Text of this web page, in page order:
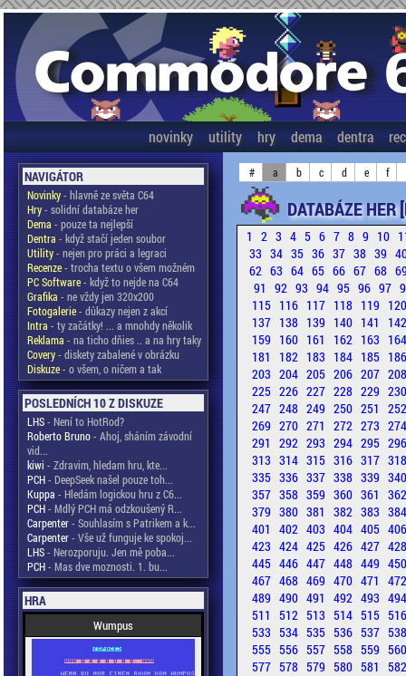
novinky utility hry dema dentra
NAVIGÁTOR
Novinky- hlavně ze světa C64
Hry- solidní databáze her
Dema - pouze ta nejlepší
Dentra - když stačí jeden soubor
Utility- nejen pro práci a legraci
Recenze- trocha textu o všem možném
PC Software- když to nejde na C64
Grafika - ne vždy jen 320x200
Fotogalerie- důkazy nejen z akcí
Intra - ty začátky! ... a mnohdy několik
Reklama - na ticho dňies .. a na hry taky
Covery- diskety zabalené v obrázku
Diskuze- o všem, o ničem a tak
POSLEDNÍCH 10 Z DISKUZE
LHS- Není to HotRod?
Roberto Bruno- Ahoj, sháním závodní
vid...
kiwi - Zdravim, hledam hru, kte...
PCH- DeepSeek našel pouze toh...
Kuppa - Hledám logickou hru z C6...
PCH- Mdlý PCH má odzkoušený R...
Carpenter- Souhlasím s Patrikem a k...
Carpenter- Vše už funguje ke spokoj...
LHS- Nerozporuju. Jen mě poba...
PCH- Mas dve moznosti. 1. bu...
HRA
Wumpus
# a b c d e f
DATABÁZE
1 2 3 4 5 6 7 8 9 10
33 34 35 36 37 38 39
62 63 64 65 66 67 68
91 92 93 94 95 96 97
115 116 117 118 119
137 138 139 140 141
159 160 161 162 163
181
182 183 184 185
203 204 205 206 207
225 226 227 228 229
247 248 249 250 251
269 270 271 272 273
291 292 293 294 295
313 314 315 316 317
335 336 337 338 339
357 358 359 360 361
379 380 381 382 383
401 402 403 404 405
423 424 425 426 427
445 446 447 448 449
467 468 469 470 471
489 490 491 492 493
511 512 513 514 515
533 534 535 536 537
555 556 557 558 559
577 578 579 580 581